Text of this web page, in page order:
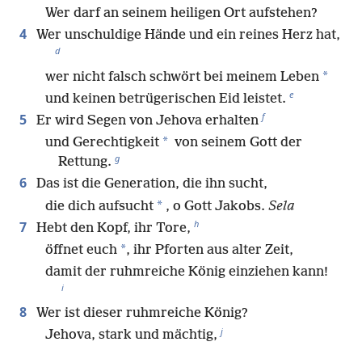
Wer darf an seinem heiligen Ort aufstehen?
4 Wer unschuldige Hände und ein reines Herz hat,
d
wer nicht falsch schwört bei meinem Leben *
und keinen betrügerischen Eid leistet. e
5 Er wird Segen von Jehova erhalten f
und Gerechtigkeit * von seinem Gott der
Rettung. g
6
Das ist die Generation, die ihn sucht,
die dich aufsucht * , o Gott Jakobs. Sela
7 Hebt den Kopf, ihr Tore, h
öffnet euch *, ihr Pforten aus alter Zeit,
damit der ruhmreiche König einziehen kann!
i
8
Wer ist dieser ruhmreiche König?
Jehova, stark und mächtig, j